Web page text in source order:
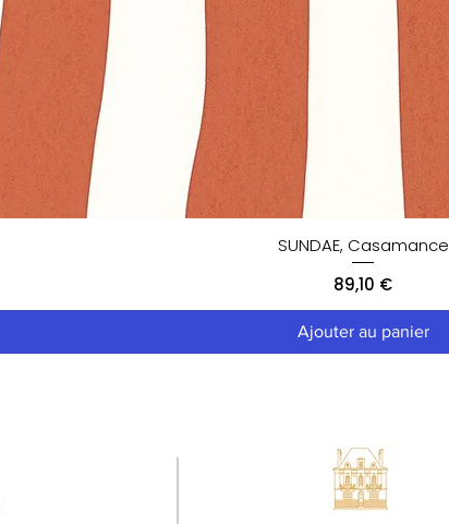
SUNDAE, Casamance
Prix
89,10 €
Ajouter au panier